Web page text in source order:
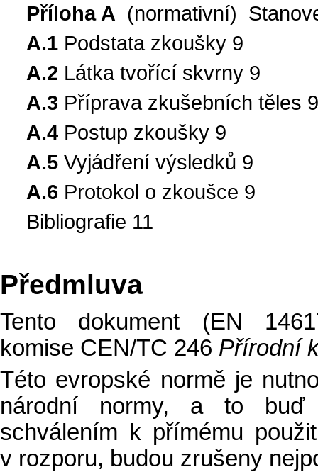
Příloha A (normativní)
A.1 Podstata zkoušky 9
A.2 Látka tvořící skvrny 9
A.3 Příprava zkušebních těles
A.4 Postup zkoušky 9
A.5 Vyjádření výsledků 9
A.6 Protokol o zkoušce 9
Bibliografie 11
Předmluva
Tento dokument (EN
komise CEN/TC 246 Přírodní
Této evropské normě je
národní normy, a to buď
schválením k přímému
v rozporu, budou zrušeny